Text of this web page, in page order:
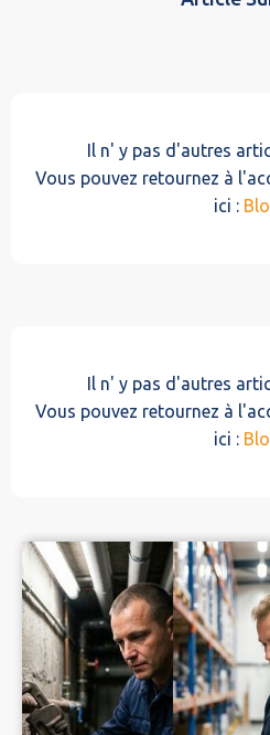
Il n' y pas d'autres
Vous pouvez retournez à
ici :
Il n' y pas d'autres
Vous pouvez retournez à
ici :